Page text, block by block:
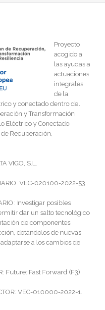
Proyecto
acogido a
las ayudas a
actuaciones
integrales
de la
y conectado dentro del
y Transformación
Eléctrico y Conectado
Recuperación,
VIGO, S.L.
VEC-020100-2022-53.
Investigar posibles
dar un salto tecnológico
de componentes
dotándolos de nuevas
a los cambios de
Future: Fast Forward (F3)
VEC-010000-2022-1.